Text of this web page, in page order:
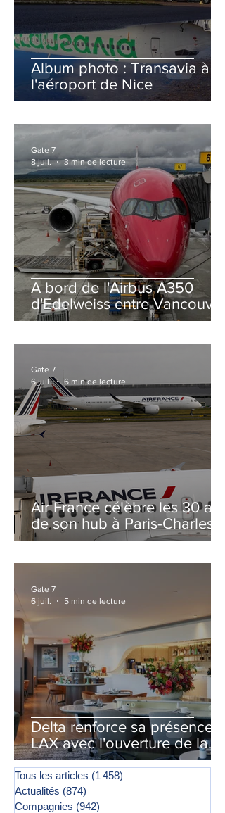
Album photo : Transavia à
l'aéroport de Nice
A bord de l'Airbus A350
d'Edelweiss entre Vancouver
et Zurich
Gate 7
8 juil.
3 min de lecture
Air France célèbre les 30 ans
de son hub à Paris-Charles
de Gaulle
Gate 7
6 juil.
6 min de lecture
Delta renforce sa présence à
LAX avec l'ouverture de la
première phase d'un second
salon Delta One
Gate 7
6 juil.
5 min de lecture
Tous les articles (1 458)
Actualités (874)
Compagnies (942)